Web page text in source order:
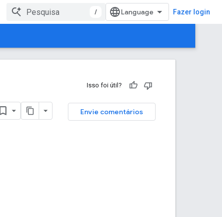
/ Fazer login
Isso foi útil?
Envie comentários